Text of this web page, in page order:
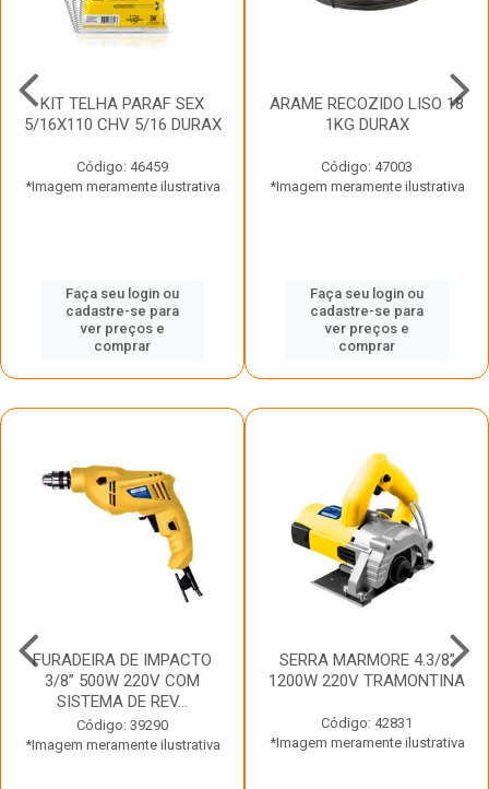
KIT TELHA PARAF SEX
5/16X110 CHV 5/16 DURAX
Código: 46459
*Imagem meramente ilustrativa
Faça seu login ou
cadastre-se para
ver preços e
comprar
ARAME RECOZIDO LISO 18
1KG DURAX
Código: 47003
*Imagem meramente ilustrativa
Faça seu login ou
cadastre-se para
ver preços e
comprar
FURADEIRA DE IMPACTO
3/8” 500W 220V COM
SISTEMA DE REV...
Código: 39290
*Imagem meramente ilustrativa
SERRA MARMORE 4.3/8”
1200W 220V TRAMONTINA
Código: 42831
*Imagem meramente ilustrativa